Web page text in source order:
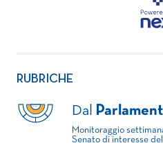
RUBRICHE
Dal
Monitoraggio
Senato di interesse